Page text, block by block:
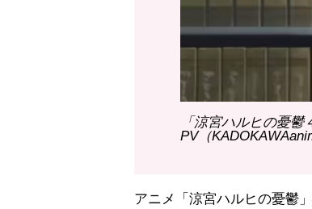
「涼宮ハルヒの憂
PV（
アニメ「涼宮ハルヒの憂鬱